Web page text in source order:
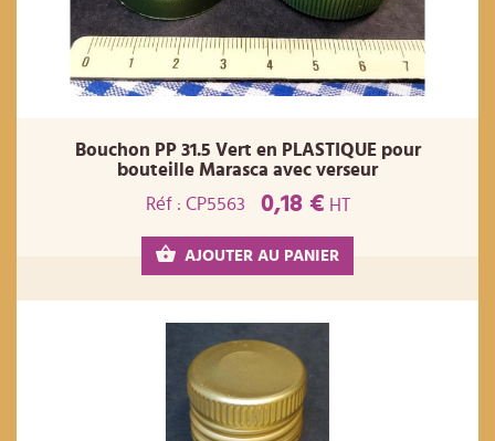
Bouchon PP 31.5 Vert en PLASTIQUE pour
bouteille Marasca avec verseur
Réf : CP5563
0,18 € HT
AJOUTER AU PANIER